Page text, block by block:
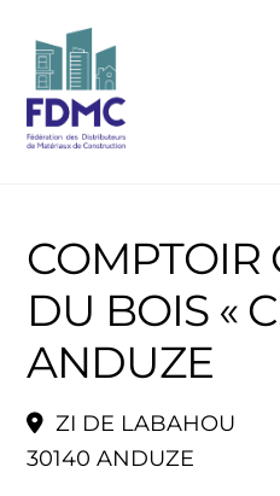
content
COMPTOIR
DU BOIS «
ANDUZE
ZI DE LABAHOU
30140 ANDUZE